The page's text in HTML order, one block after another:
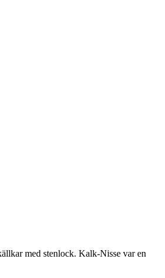
med stenlock. Kalk-Nisse var en